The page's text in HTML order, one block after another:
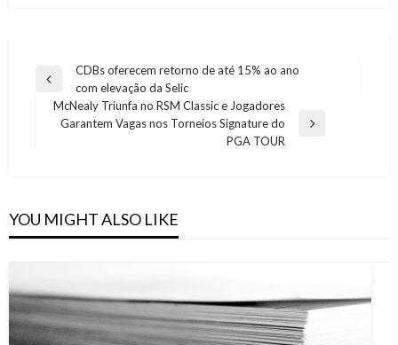
Navegação
de
artigos
Previous
Post
CDBs oferecem retorno de até 15% ao ano
com elevação da Selic
Next
McNealy Triunfa no RSM Classic e Jogadores
Garantem Vagas nos Torneios Signature do
PGA TOUR
YOU MIGHT ALSO LIKE